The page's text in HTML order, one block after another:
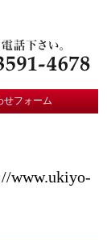
せフォーム
www.ukiyo-